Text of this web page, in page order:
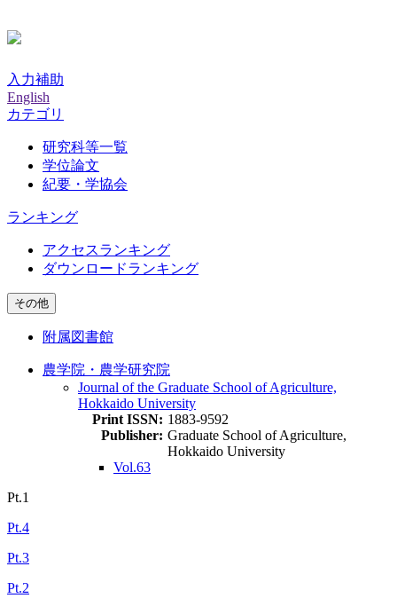
入力補助
English
カテゴリ
研究科等一覧
学位論文
紀要・学協会
ランキング
アクセスランキング
ダウンロードランキング
その他
附属図書館
農学院・農学研究院
Journal of the Graduate School of Agriculture,
Hokkaido University
Print ISSN: 1883-9592
Publisher: Graduate School of Agriculture,
Hokkaido University
Vol.63
Pt.1
Pt.4
Pt.3
Pt.2